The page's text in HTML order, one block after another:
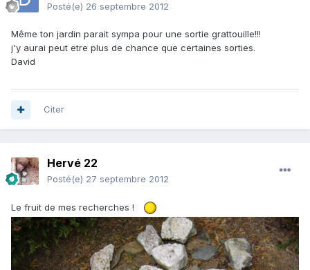
Posté(e) 26 septembre 2012
Même ton jardin parait sympa pour une sortie grattouille!!!
j'y aurai peut etre plus de chance que certaines sorties.
David
Citer
Hervé 22
Posté(e) 27 septembre 2012
Le fruit de mes recherches !